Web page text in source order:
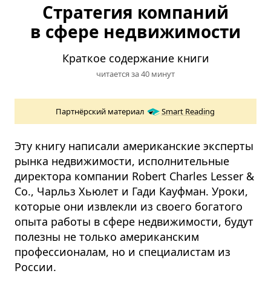
Стратегия компаний
в сфере недвижимости
Краткое содержание книги
читается за 40 минут
Партнёрский материал Smart Reading
Эту книгу написали американские эксперты
рынка недвижимости, исполнительные
директора компании Robert Charles Lesser &
Co., Чарльз Хьюлет и Гади Кауфман. Уроки,
которые они извлекли из своего богатого
опыта работы в сфере недвижимости, будут
полезны не только американским
профессионалам, но и специалистам из
России.